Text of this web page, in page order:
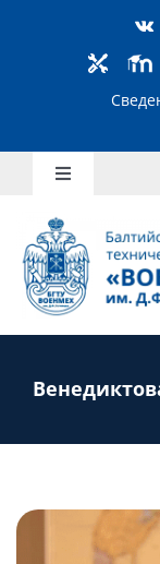
Toggle
Школьникам
Абитуриентам
Слушателям